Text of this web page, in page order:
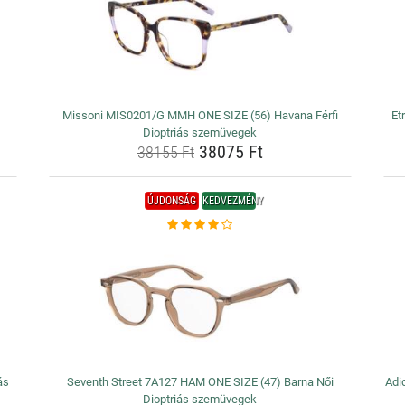
Missoni MIS0201/G MMH ONE SIZE (56) Havana Férfi
Dioptriás szemüvegek
38155 Ft38075 Ft
ÚJDONSÁG KEDVEZMÉNY
Seventh Street 7A127 HAM ONE SIZE (47) Barna Női
Dioptriás szemüvegek